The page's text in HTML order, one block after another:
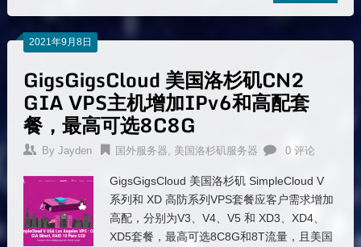
2021年9月8日
GigsGigsCloud 美国洛杉矶CN2
GIA VPS主机增加IPv6和高配套
餐，最高可选8C8G
By Jayden 国外服务器, 美国洛杉矶服务器 0 评论
GigsGigsCloud 美国洛杉矶 SimpleCloud V
系列和 XD 高防系列VPS套餐应客户需求增加
高配，分别为V3、V4、V5 和 XD3、XD4、
XD5套餐，最高可选8C8G和8T流量，且美国